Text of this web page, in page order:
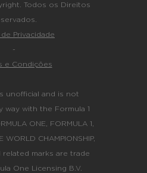
Todos os Direitos
Privacidade
-
e Condições
unofficial and is not
way with the Formula 1
ONE, FORMULA 1,
WORLD CHAMPIONSHIP,
related marks are trade
One Licensing B.V.